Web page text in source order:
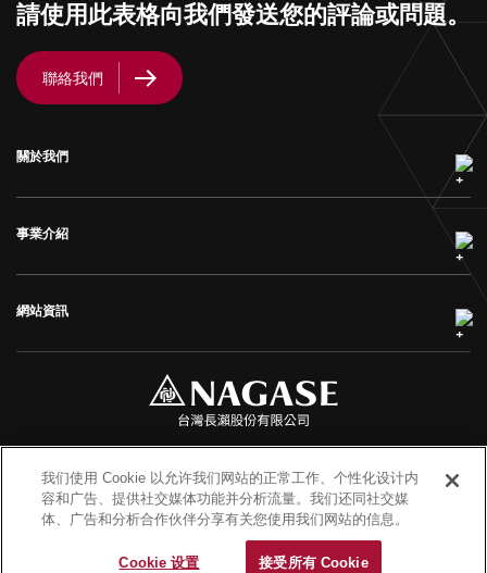
請使用此表格向我們發送您的評論或問題。
聯絡我們
關於我們
事業介紹
網站資訊
| Privacy Policy | Terms of Use | Contact Us
| NAGASE Group
Website
COPYRIGHT © NAGASE TAIWAN CO., LTD. ALL RIGHTS RESERVED.
DESIGN-VIPCASE
我们使用 Cookie 以允许我们网站的正常工作、个性化设计内
容和广告、提供社交媒体功能并分析流量。我们还同社交媒
体、广告和分析合作伙伴分享有关您使用我们网站的信息。
Cookie 设置 接受所有 Cookie